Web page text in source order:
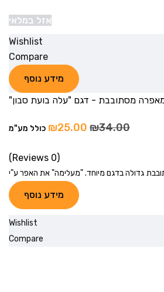
אזל במלאי
Wishlist
Compare
מידע נוסף
מסתובבת - דגם "עלה בועת סבון"
₪34.00
₪25.00 כולל מע"מ
(0 Reviews)
גדולה בדגם מיוחד. "מעלימה" את האפר ע"י
מידע נוסף
Wishlist
Compare